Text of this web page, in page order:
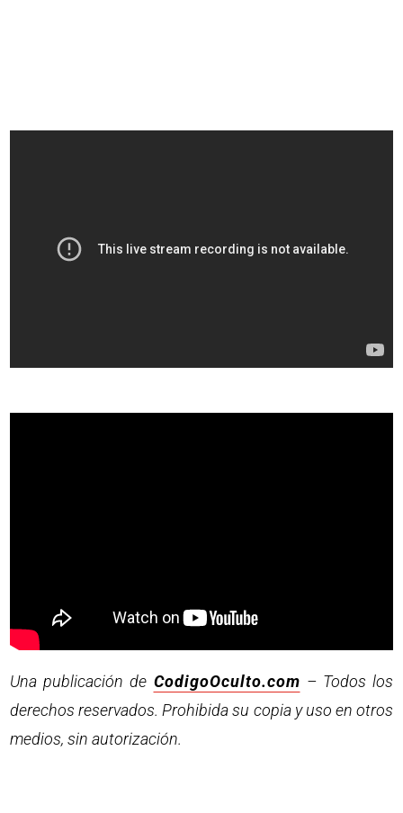
Una publicación de CodigoOculto.com – Todos los
derechos reservados. Prohibida su copia y uso en otros
medios, sin autorización.